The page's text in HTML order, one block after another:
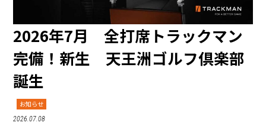
2026年7月 全打席トラックマン
完備！新生 天王洲ゴルフ倶楽部
誕生
お知らせ
2026.07.08